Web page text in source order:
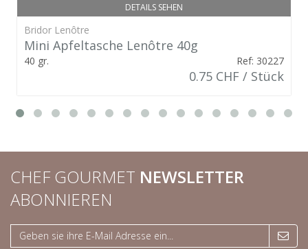
DETAILS SEHEN
Bridor Lenôtre
Mini Apfeltasche Lenôtre 40g
40 gr. Ref: 30227
0.75 CHF / Stück
CHEF GOURMET NEWSLETTER
ABONNIEREN